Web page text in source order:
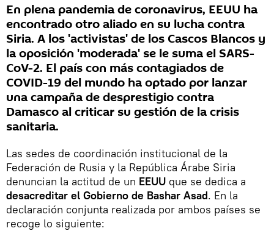
En plena pandemia de coronavirus, EEUU ha
encontrado otro aliado en su lucha contra
Siria. A los 'activistas' de los Cascos Blancos y
la oposición 'moderada' se le suma el SARS-
CoV-2. El país con más contagiados de
COVID-19 del mundo ha optado por lanzar
una campaña de desprestigio contra
Damasco al criticar su gestión de la crisis
sanitaria.
Las sedes de coordinación institucional de la
Federación de Rusia y la República Árabe Siria
denuncian la actitud de un EEUU que se dedica a
desacreditar el Gobierno de Bashar Asad. En la
declaración conjunta realizada por ambos países se
recoge lo siguiente: